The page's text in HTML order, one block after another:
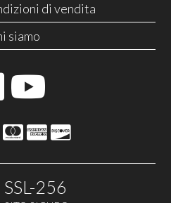
di vendita
siamo
SSL-256